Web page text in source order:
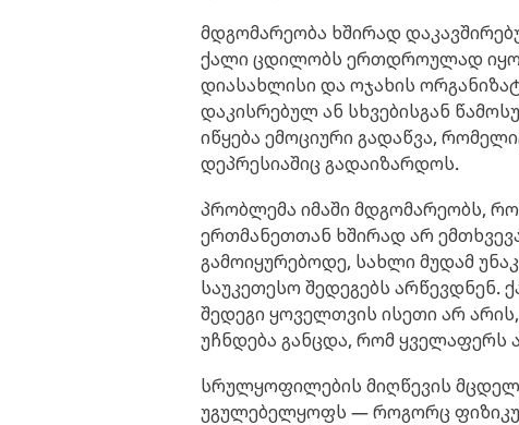
მდგომარეობა ხშირად
ქალი ცდილობს ერთდროულად
დიასახლისი და ოჯახის
დაკისრებულ ან სხვებისგან
იწყება ემოციური გადაწვა,
დეპრესიაშიც გადაიზარდოს.
პრობლემა იმაში მდგომარეობს,
ერთმანეთთან ხშირად არ
გამოიყურებოდე, სახლი მუდამ
საუკეთესო შედეგებს არწევდნენ.
შედეგი ყოველთვის ისეთი არ
უჩნდება განცდა, რომ ყველაფერს
სრულყოფილების მიღწევის
უგულებელყოფს — როგორც